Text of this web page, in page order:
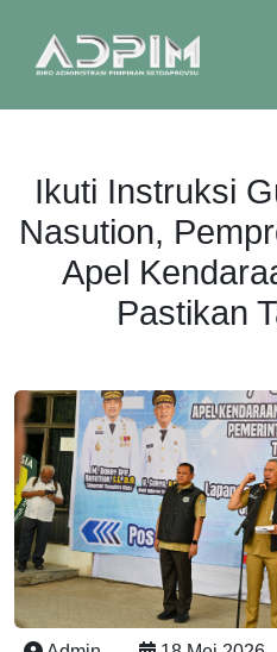
Ikuti Instruksi
Nasution,
Apel
Pastikan